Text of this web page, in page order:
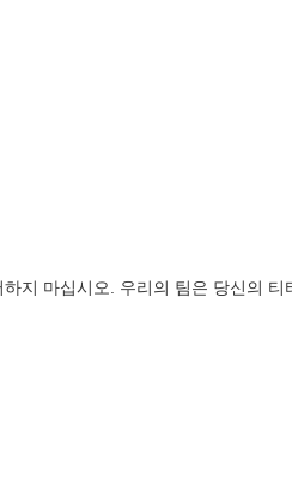
지 마십시오. 우리의 팀은 당신의